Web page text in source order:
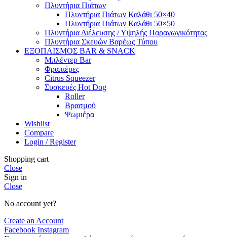
Πλυντήρια Πιάτων
Πλυντήρια Πιάτων Καλάθι 50×40
Πλυντήρια Πιάτων Καλάθι 50×50
Πλυντήρια Διέλευσης / Υψηλής Παραγωγικότητας
Πλυντήρια Σκευών Βαρέως Τύπου
ΕΞΟΠΛΙΣΜΟΣ BAR & SNACK
Μπλέντερ Bar
Φραπιέρες
Citrus Squeezer
Συσκευές Hot Dog
Roller
Βρασμού
Ψωμιέρα
Wishlist
Compare
Login / Register
Shopping cart
Close
Sign in
Close
No account yet?
Create an Account
Facebook Instagram